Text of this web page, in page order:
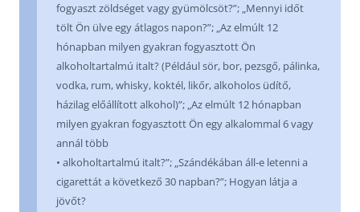
fogyaszt zöldséget vagy gyümölcsöt?”; „Mennyi időt
tölt Ön ülve egy átlagos napon?”; „Az elmúlt 12
hónapban milyen gyakran fogyasztott Ön
alkoholtartalmú italt? (Például sör, bor, pezsgő, pálinka,
vodka, rum, whisky, koktél, likőr, alkoholos üdítő,
házilag előállított alkohol)”; „Az elmúlt 12 hónapban
milyen gyakran fogyasztott Ön egy alkalommal 6 vagy
annál több
• alkoholtartalmú italt?”; „Szándékában áll-e letenni a
cigarettát a következő 30 napban?”; Hogyan látja a
jövőt?